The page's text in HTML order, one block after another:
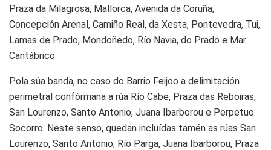
Praza da Milagrosa, Mallorca, Avenida da Coruña,
Concepción Arenal, Camiño Real, da Xesta, Pontevedra, Tui,
Lamas de Prado, Mondoñedo, Río Navia, do Prado e Mar
Cantábrico.
Pola súa banda, no caso do Barrio Feijoo a delimitación
perimetral confórmana a rúa Río Cabe, Praza das Reboiras,
San Lourenzo, Santo Antonio, Juana Ibarborou e Perpetuo
Socorro. Neste senso, quedan incluídas tamén as rúas San
Lourenzo, Santo Antonio, Río Parga, Juana Ibarborou, Praza